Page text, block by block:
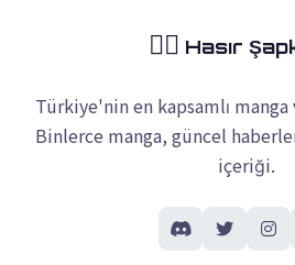
🏴‍☠️ Hasır
Türkiye'nin en kapsamlı
Binlerce manga, güncel
içeriği.